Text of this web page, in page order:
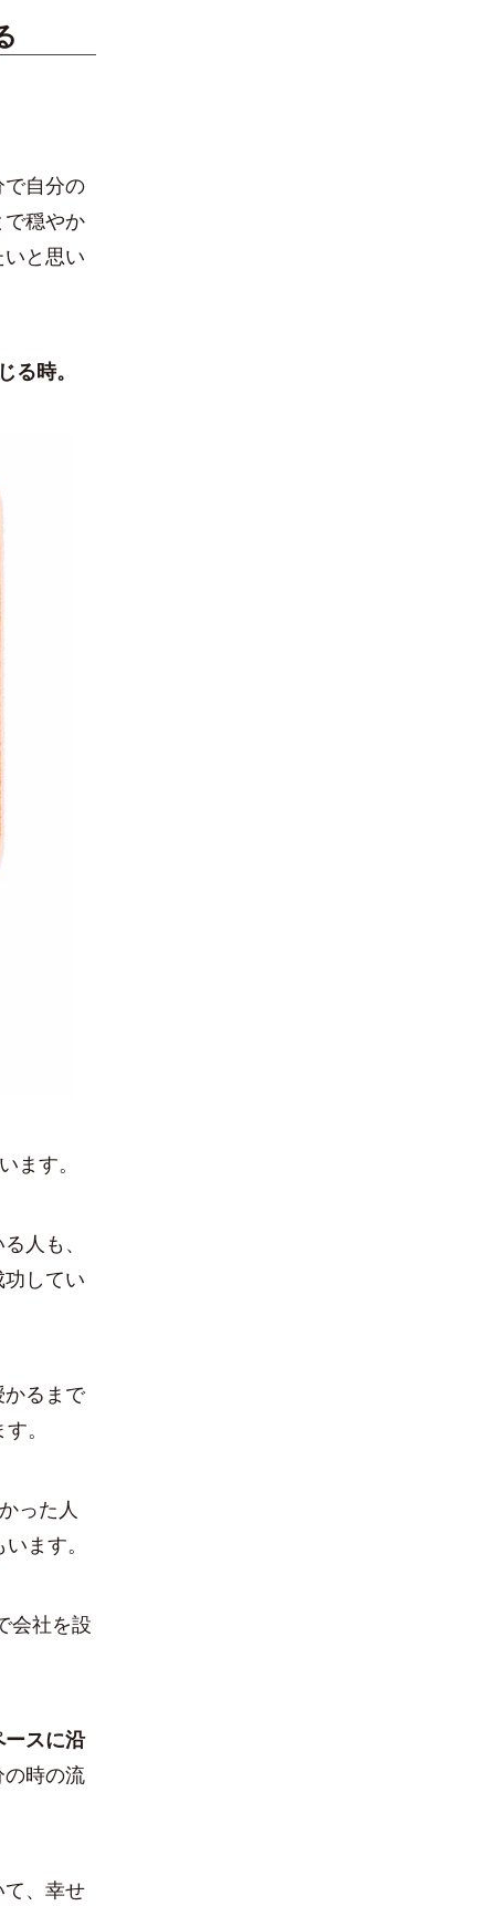
で自分の
で穏やか
と思い
る時。
ます。
人も、
してい
るまで
。
った人
ます。
会社を設
ースに沿
の時の流
、幸せ